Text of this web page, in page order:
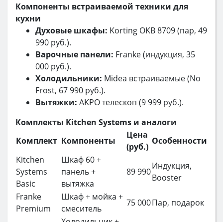
Компоненты встраиваемой техники для
кухни
Духовые шкафы: Korting OKB 8709 (пар, 49
990 руб.).
Варочные панели: Franke (индукция, 35
000 руб.).
Холодильники: Midea встраиваемые (No
Frost, 67 990 руб.).
Вытяжки: AKPO телескоп (9 999 руб.).
Комплекты Kitchen Systems и аналоги
Комплект Компоненты
Цена
(руб.)
Особенности
Kitchen
Systems
Basic
Шкаф 60 +
панель +
вытяжка
89 990
Индукция,
Booster
Franke
Premium
Шкаф + мойка +
смеситель
75 000Пар, подарок